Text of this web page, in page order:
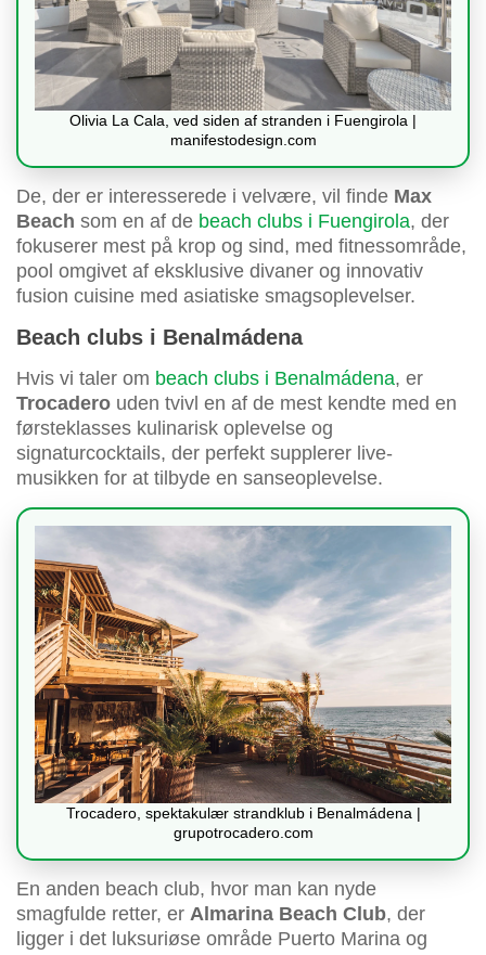
Olivia La Cala, ved siden af stranden i Fuengirola |
manifestodesign.com
De, der er interesserede i velvære, vil finde Max
Beach som en af de beach clubs i Fuengirola, der
fokuserer mest på krop og sind, med fitnessområde,
pool omgivet af eksklusive divaner og innovativ
fusion cuisine med asiatiske smagsoplevelser.
Beach clubs i Benalmádena
Hvis vi taler om beach clubs i Benalmádena, er
Trocadero uden tvivl en af de mest kendte med en
førsteklasses kulinarisk oplevelse og
signaturcocktails, der perfekt supplerer live-
musikken for at tilbyde en sanseoplevelse.
Trocadero, spektakulær strandklub i Benalmádena |
grupotrocadero.com
En anden beach club, hvor man kan nyde
smagfulde retter, er Almarina Beach Club, der
ligger i det luksuriøse område Puerto Marina og